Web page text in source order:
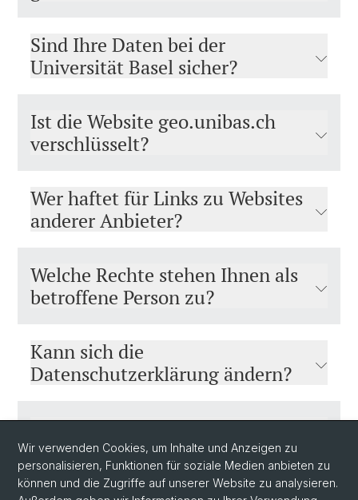
Sind Ihre Daten bei der
Universität Basel sicher?
Ist die Website geo.unibas.ch
verschlüsselt?
Wer haftet für Links zu Websites
anderer Anbieter?
Welche Rechte stehen Ihnen als
betroffene Person zu?
Kann sich die
Datenschutzerklärung ändern?
Wer ist für die Website
geo.unibas.ch verantwortlich
und an wen können Sie sich bei
Wir verwenden Cookies, um Inhalte und Anzeigen zu
personalisieren, Funktionen für soziale Medien anbieten zu
können und die Zugriffe auf unserer Website zu analysieren.